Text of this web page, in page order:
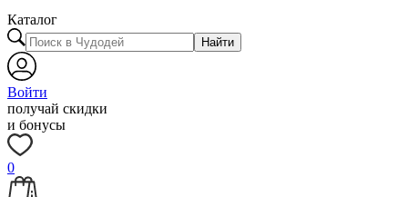
Каталог
Найти
Войти
получай скидки
и бонусы
0